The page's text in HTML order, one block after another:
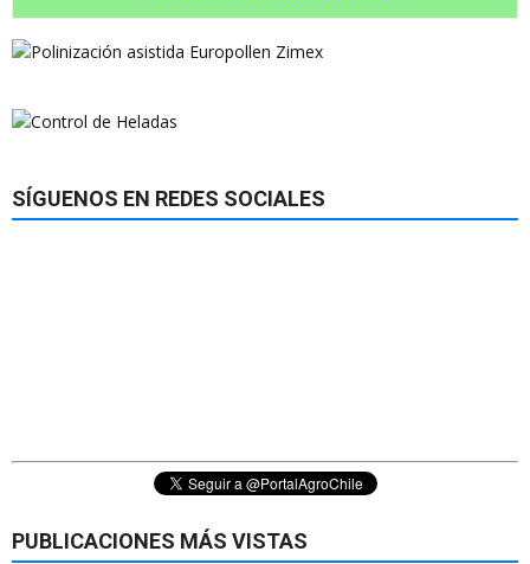
SÍGUENOS EN REDES SOCIALES
PUBLICACIONES MÁS VISTAS